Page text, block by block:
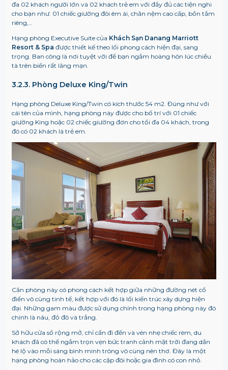
đa 02 khách người lớn và 02 khách trẻ em với đầy đủ các tiện nghi
cho bạn như: 01 chiếc giường đôi êm ái, chăn nệm cao cấp, bồn tắm
riêng,…
Hạng phòng Executive Suite của Khách Sạn Danang Marriott
Resort & Spa được thiết kế theo lối phong cách hiện đại, sang
trọng. Ban công là nơi tuyệt vời để bạn ngắm hoàng hôn lúc chiều
tà trên biển rất lãng mạn.
3.2.3. Phòng Deluxe King/Twin
Hạng phòng Deluxe King/Twin có kích thước 54 m2. Đúng như với
cái tên của mình, hạng phòng này được cho bố trí với 01 chiếc
giường King hoặc 02 chiếc giường đơn cho tối đa 04 khách, trong
đó có 02 khách là trẻ em.
Căn phòng này có phong cách kết hợp giữa những đường nét cổ
điển vô cùng tinh tế, kết hợp với đó là lối kiến trúc xây dựng hiện
đại. Những gam màu được sử dụng chính trong hạng phòng này đó
chính là nâu, đỏ đô và trắng.
Sở hữu cửa sổ rộng mở, chỉ cần đi đến và vén nhẹ chiếc rèm, du
khách đã có thể ngắm trọn vẹn bức tranh cảnh mặt trời đang dần
hé lộ vào mỗi sáng bình minh trông vô cùng nên thơ. Đây là một
hạng phòng hoàn hảo cho các cặp đôi hoặc gia đình có con nhỏ.